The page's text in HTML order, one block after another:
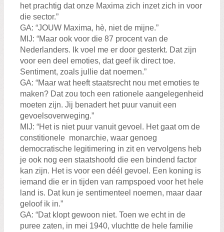
het prachtig dat onze Maxima zich inzet zich in voor
die sector.”
GA: “JOUW Maxima, hè, niet de mijne.”
MIJ: “Maar ook voor die 87 procent van de
Nederlanders. Ik voel me er door gesterkt. Dat zijn
voor een deel emoties, dat geef ik direct toe.
Sentiment, zoals jullie dat noemen.”
GA: “Maar wat heeft staatsrecht nou met emoties te
maken? Dat zou toch een rationele aangelegenheid
moeten zijn. Jij benadert het puur vanuit een
gevoelsoverweging.”
MIJ: “Het is niet puur vanuit gevoel. Het gaat om de
constitionele monarchie, waar genoeg
democratische legitimering in zit en vervolgens heb
je ook nog een staatshoofd die een bindend factor
kan zijn. Het is voor een déél gevoel. Een koning is
iemand die er in tijden van rampspoed voor het hele
land is. Dat kun je sentimenteel noemen, maar daar
geloof ik in.”
GA: “Dat klopt gewoon niet. Toen we echt in de
puree zaten, in mei 1940, vluchtte de hele familie